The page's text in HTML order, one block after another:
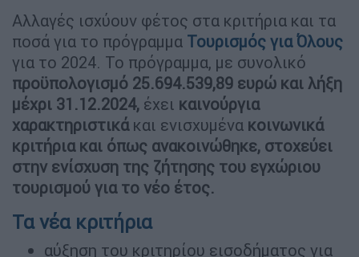
Αλλαγές ισχύουν φέτος στα κριτήρια και τα
ποσά για το πρόγραμμα Τουρισμός για Όλους
για το 2024. Το πρόγραμμα, με συνολικό
προϋπολογισμό 25.694.539,89 ευρώ και λήξη
μέχρι 31.12.2024, έχει καινούργια
χαρακτηριστικάκαι ενισχυμένα κοινωνικά
κριτήρια και όπως ανακοινώθηκε, στοχεύει
στην ενίσχυση της ζήτησης του εγχώριου
τουρισμού για το νέο έτος.
Τα νέα κριτήρια
αύξηση του κριτηρίου εισοδήματος για